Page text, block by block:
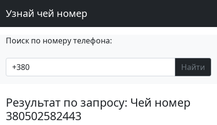
Узнай чей номер
Поиск по номеру телефона:
Найти
Результат по запросу: Чей номер
380502582443